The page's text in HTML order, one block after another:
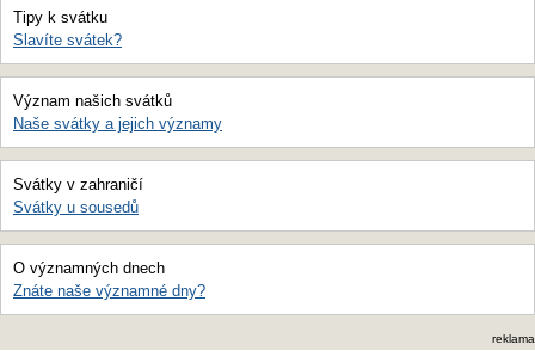
Tipy k svátku
Slavíte svátek?
Význam našich svátků
Naše svátky a jejich významy
Svátky v zahraničí
Svátky u sousedů
O významných dnech
Znáte naše významné dny?
reklama